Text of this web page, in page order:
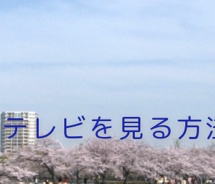
レビを見る方